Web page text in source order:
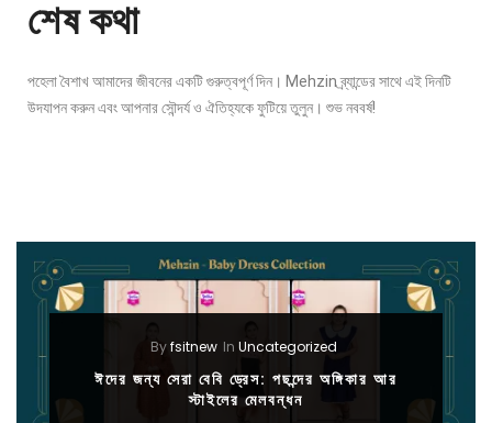
শেষ কথা
পহেলা বৈশাখ আমাদের জীবনের একটি গুরুত্বপূর্ণ দিন। Mehzin ব্র্যান্ডের সাথে এই দিনটি
উদযাপন করুন এবং আপনার সৌন্দর্য ও ঐতিহ্যকে ফুটিয়ে তুলুন। শুভ নববর্ষ!
Byfsitnew In Uncategorized
ঈদের জন্য সেরা বেবি ড্রেস: পছন্দের অঙ্গিকার আর
স্টাইলের মেলবন্ধন